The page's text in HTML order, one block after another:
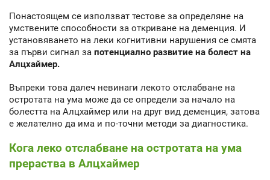
Понастоящем се използват тестове за определяне на
умствените способности за откриване на деменция. И
установяването на леки когнитивни нарушения се смята
за първи сигнал за потенциално развитие на болест на
Алцхаймер.
Въпреки това далеч невинаги лекото отслабване на
остротата на ума може да се определи за начало на
болестта на Алцхаймер или на друг вид деменция, затова
е желателно да има и по-точни методи за диагностика.
Кога леко отслабване на остротата на ума
прераства в Алцхаймер